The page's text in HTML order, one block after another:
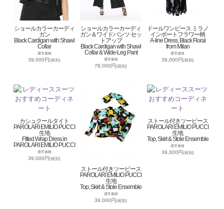
ショールカラーカーディ
ガン
Black Cardigan with Shawl
Collar
通常価格
39,000円(税別)
ショールカラーカーディ
ガン＆ワイドパンツ セッ
トアップ
Black Cardigan with Shawl
Collar & Wide-Leg Pant
通常価格
78,000円(税別)
ドールワンピース ミラノ
インポートフラワー柄
A-line Dress, Black Floral
from Milan
通常価格
39,000円(税別)
カシュクールタイト
PAROLARI EMILIO PUCCI
生地
Fitted Wrap Dress in
PAROLARI EMILIO PUCCI
通常価格
39,000円(税別)
ストール付きツーピース
PAROLARI EMILIO PUCCI
生地
Top, Skirt & Stole Ensemble
通常価格
39,000円(税別)
ストール付きツーピース
PAROLARI EMILIO PUCCI
生地
Top, Skirt & Stole Ensemble
通常価格
39,000円(税別)